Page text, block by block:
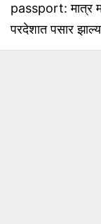
passport: मात्र
परदेशात पसार